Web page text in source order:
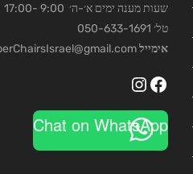
שעות מענה ימים א׳-ה׳ 9:00 -17:00
טל׳ 050-633-1691
אימייל
Facebook
Instagram
Chat on WhatsApp